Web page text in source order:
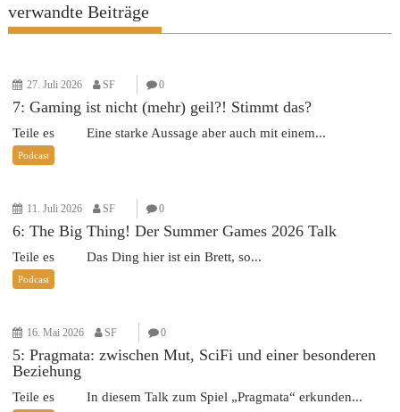
verwandte Beiträge
27. Juli 2026 SF 0
7: Gaming ist nicht (mehr) geil?! Stimmt das?
Teile es Eine starke Aussage aber auch mit einem...
Podcast
11. Juli 2026 SF 0
6: The Big Thing! Der Summer Games 2026 Talk
Teile es Das Ding hier ist ein Brett, so...
Podcast
16. Mai 2026 SF 0
5: Pragmata: zwischen Mut, SciFi und einer besonderen
Beziehung
Teile es In diesem Talk zum Spiel „Pragmata“ erkunden...